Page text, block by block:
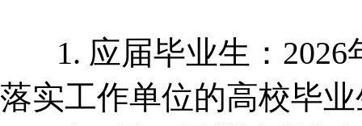
1. 应届毕业生：2026
落实工作单位的高校毕